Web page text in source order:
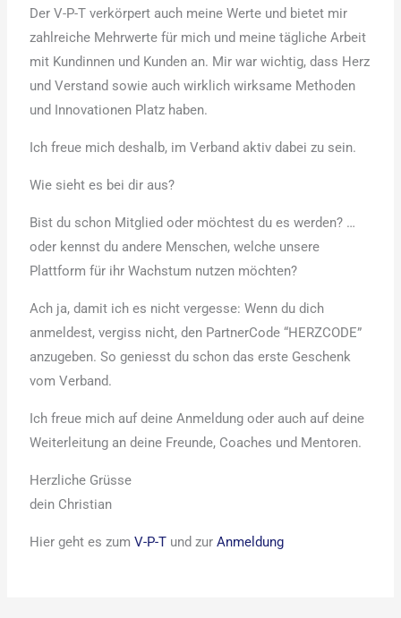
Der V-P-T verkörpert auch meine Werte und bietet mir
zahlreiche Mehrwerte für mich und meine tägliche Arbeit
mit Kundinnen und Kunden an. Mir war wichtig, dass Herz
und Verstand sowie auch wirklich wirksame Methoden
und Innovationen Platz haben.
Ich freue mich deshalb, im Verband aktiv dabei zu sein.
Wie sieht es bei dir aus?
Bist du schon Mitglied oder möchtest du es werden? …
oder kennst du andere Menschen, welche unsere
Plattform für ihr Wachstum nutzen möchten?
Ach ja, damit ich es nicht vergesse: Wenn du dich
anmeldest, vergiss nicht, den PartnerCode “HERZCODE”
anzugeben. So geniesst du schon das erste Geschenk
vom Verband.
Ich freue mich auf deine Anmeldung oder auch auf deine
Weiterleitung an deine Freunde, Coaches und Mentoren.
Herzliche Grüsse
dein Christian
Hier geht es zumV-P-T und zurAnmeldung